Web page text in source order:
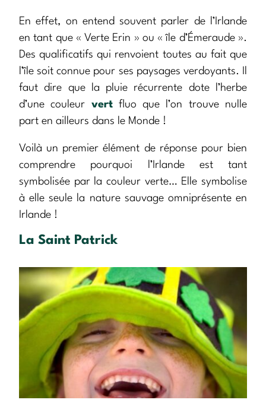
En effet, on entend souvent parler de l’Irlande
en tant que « Verte Erin » ou « île d’Émeraude ».
Des qualificatifs qui renvoient toutes au fait que
l’île soit connue pour ses paysages verdoyants. Il
faut dire que la pluie récurrente dote l’herbe
d’une couleur vertfluo que l’on trouve nulle
part en ailleurs dans le Monde !
Voilà un premier élément de réponse pour bien
comprendre pourquoi l’Irlande est tant
symbolisée par la couleur verte… Elle symbolise
à elle seule la nature sauvage omniprésente en
Irlande !
La Saint Patrick